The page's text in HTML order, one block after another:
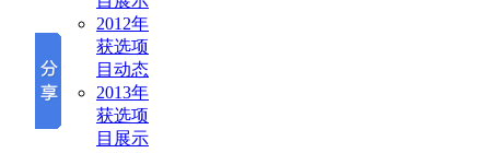
2012年
获选项
目动态
2013年
获选项
目展示